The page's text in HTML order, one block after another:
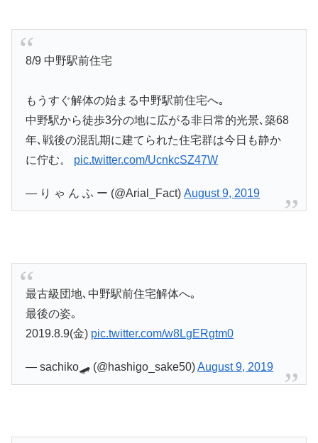
8/9 中野駅前住宅
もうすぐ解体の始まる中野駅前住宅へ｡
中野駅から徒歩3分の地に広がる非日常的光景､築68
年､戦後の混乱期に建てられた住宅群は今日も静か
に佇む。 pic.twitter.com/UcnkcSZ47W
— り ゃ ん ふ ー (@Arial_Fact)August 9, 2019
最古級団地､中野駅前住宅解体へ｡
最後の姿｡
2019.8.9(金) pic.twitter.com/w8LgERgtm0
— sachiko🛹 (@hashigo_sake50)August 9, 2019